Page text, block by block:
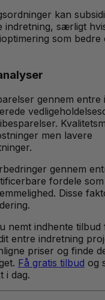
kan
indretning, særligt
som bedre
gennem entre
men lavere
gennem
fordele
Disse
nemt indhente
entre indretning
priser og finde
Få gratis tilbud og
i dag.